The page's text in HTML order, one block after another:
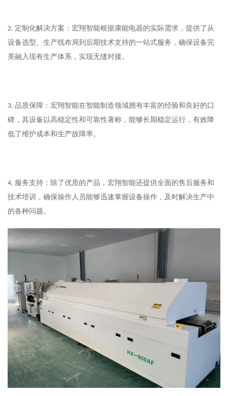
2. 定制化解决方案：宏翔智能根据康能电器的实际需求，提供了从
设备选型、生产线布局到后期技术支持的一站式服务，确保设备完
美融入现有生产体系，实现无缝对接。
3. 品质保障：宏翔智能在智能制造领域拥有丰富的经验和良好的口
碑，其设备以高稳定性和可靠性著称，能够长期稳定运行，有效降
低了维护成本和生产故障率。
4. 服务支持：除了优质的产品，宏翔智能还提供全面的售后服务和
技术培训，确保操作人员能够迅速掌握设备操作，及时解决生产中
的各种问题。